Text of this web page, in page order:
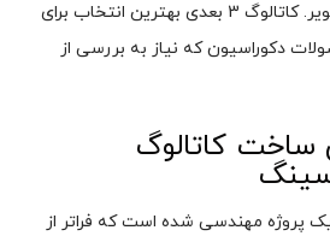
محصول با صوت و تصویر. کاتالوگ 3 بعدی بهترین انتخاب برای
دکوراسیون که نیاز به بررسی از
کاتالوگ
پروژه مهندسی شده است که فراتر از